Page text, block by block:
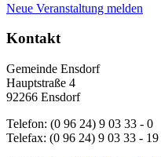
Neue Veranstaltung melden
Kontakt
Gemeinde Ensdorf
Hauptstraße 4
92266 Ensdorf
Telefon: (0 96 24) 9 03 33 - 0
Telefax: (0 96 24) 9 03 33 - 19